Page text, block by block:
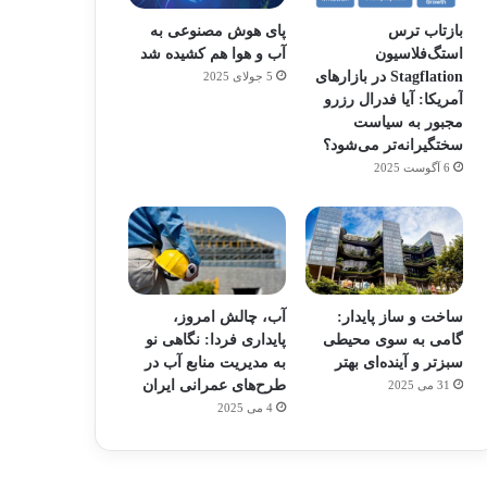
بازتاب ترس
استگ‌فلاسیون
Stagflation در بازارهای
آمریکا: آیا فدرال رزرو
مجبور به سیاست
سختگیرانه‌تر می‌شود؟
6 آگوست 2025
پای هوش مصنوعی به
آب و هوا هم کشیده شد
5 جولای 2025
ساخت و ساز پایدار:
گامی به سوی محیطی
سبزتر و آینده‌ای بهتر
31 می 2025
آب، چالش امروز،
پایداری فردا: نگاهی نو
به مدیریت منابع آب در
طرح‌های عمرانی ایران
4 می 2025
هدفون های 2023